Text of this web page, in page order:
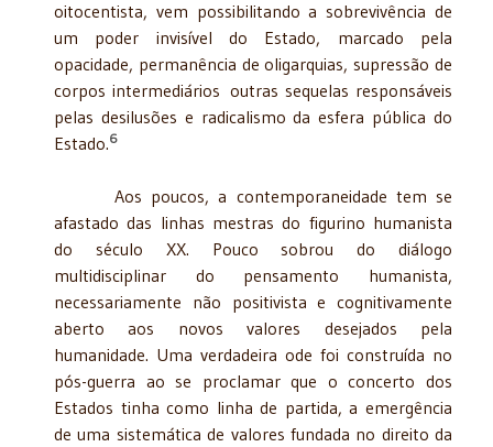
oitocentista, vem possibilitando a sobrevivência de
um poder invisível do Estado, marcado pela
opacidade, permanência de oligarquias, supressão de
corpos intermediários outras sequelas responsáveis
pelas desilusões e radicalismo da esfera pública do
Estado.6
Aos poucos, a contemporaneidade tem se
afastado das linhas mestras do figurino humanista
do século XX. Pouco sobrou do diálogo
multidisciplinar do pensamento humanista,
necessariamente não positivista e cognitivamente
aberto aos novos valores desejados pela
humanidade. Uma verdadeira ode foi construída no
pós-guerra ao se proclamar que o concerto dos
Estados tinha como linha de partida, a emergência
de uma sistemática de valores fundada no direito da